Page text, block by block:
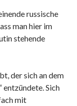
russische
man hier im
stehende
der sich an dem
entzündete. Sich
mit